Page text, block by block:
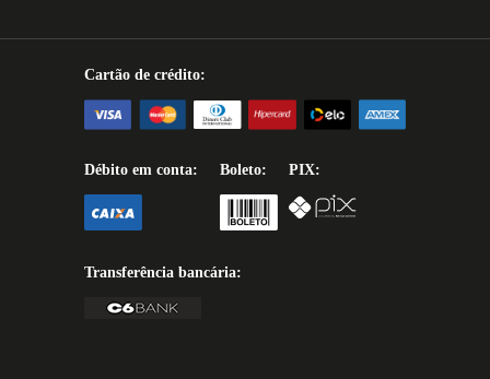
Cartão de crédito:
Débito em conta: Boleto: PIX:
Transferência bancária: